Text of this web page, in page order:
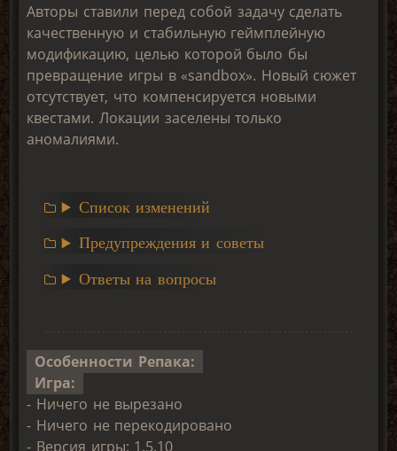
Авторы ставили перед собой задачу сделать
качественную и стабильную геймплейную
модификацию, целью которой было бы
превращение игры в «sandbox». Новый сюжет
отсутствует, что компенсируется новыми
квестами. Локации заселены только
аномалиями.
Список изменений
Предупреждения и советы
Ответы на вопросы
Особенности Репака:
Игра:
- Ничего не вырезано
- Ничего не перекодировано
- Версия игры: 1.5.10